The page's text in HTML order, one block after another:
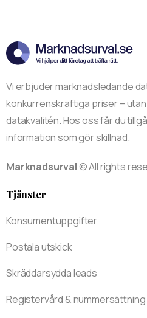
Vi erbjuder marknadsledande
konkurrenskraftiga priser –
datakvalitén. Hos oss får du
information som gör skillnad.
Marknadsurval © All rights
Tjänster
Konsumentuppgifter
Postala utskick
Skräddarsydda leads
Registervård & nummersättning